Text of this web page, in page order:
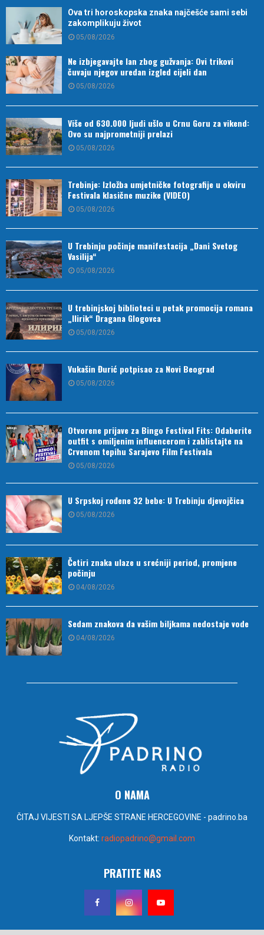
Ova tri horoskopska znaka najčešće sami sebi
zakomplikuju život
05/08/2026
Ne izbjegavajte lan zbog gužvanja: Ovi trikovi
čuvaju njegov uredan izgled cijeli dan
05/08/2026
Više od 630.000 ljudi ušlo u Crnu Goru za vikend:
Ovo su najprometniji prelazi
05/08/2026
Trebinje: Izložba umjetničke fotografije u okviru
Festivala klasične muzike (VIDEO)
05/08/2026
U Trebinju počinje manifestacija „Dani Svetog
Vasilija“
05/08/2026
U trebinjskoj biblioteci u petak promocija romana
„Ilirik“ Dragana Glogovca
05/08/2026
Vukašin Đurić potpisao za Novi Beograd
05/08/2026
Otvorene prijave za Bingo Festival Fits: Odaberite
outfit s omiljenim influencerom i zablistajte na
Crvenom tepihu Sarajevo Film Festivala
05/08/2026
U Srpskoj rođene 32 bebe: U Trebinju djevojčica
05/08/2026
Četiri znaka ulaze u srećniji period, promjene
počinju
04/08/2026
Sedam znakova da vašim biljkama nedostaje vode
04/08/2026
O NAMA
ČITAJ VIJESTI SA LJEPŠE STRANE HERCEGOVINE - padrino.ba
Kontakt: radiopadrino@gmail.com
PRATITE NAS